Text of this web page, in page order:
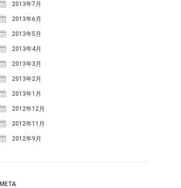
2013年7月
2013年6月
2013年5月
2013年4月
2013年3月
2013年2月
2013年1月
2012年12月
2012年11月
2012年9月
META